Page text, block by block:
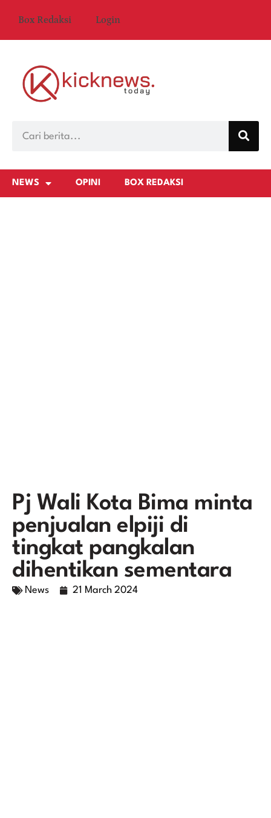
Box Redaksi Login
NEWS OPINI BOX REDAKSI
Pj Wali Kota Bima minta
penjualan elpiji di
tingkat pangkalan
dihentikan sementara
News 21 March 2024